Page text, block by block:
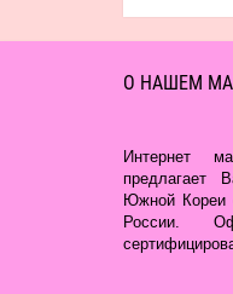
О НАШЕМ
Интернет
предлагает
Южной Кореи
России.